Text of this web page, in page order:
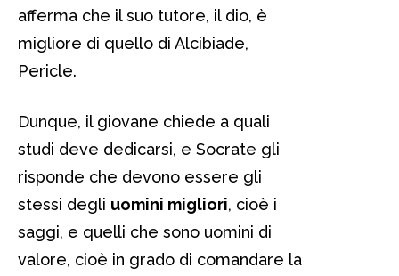
afferma che il suo tutore, il dio, è
migliore di quello di Alcibiade,
Pericle.
Dunque, il giovane chiede a quali
studi deve dedicarsi, e Socrate gli
risponde che devono essere gli
stessi degli uomini migliori, cioè i
saggi, e quelli che sono uomini di
valore, cioè in grado di comandare la